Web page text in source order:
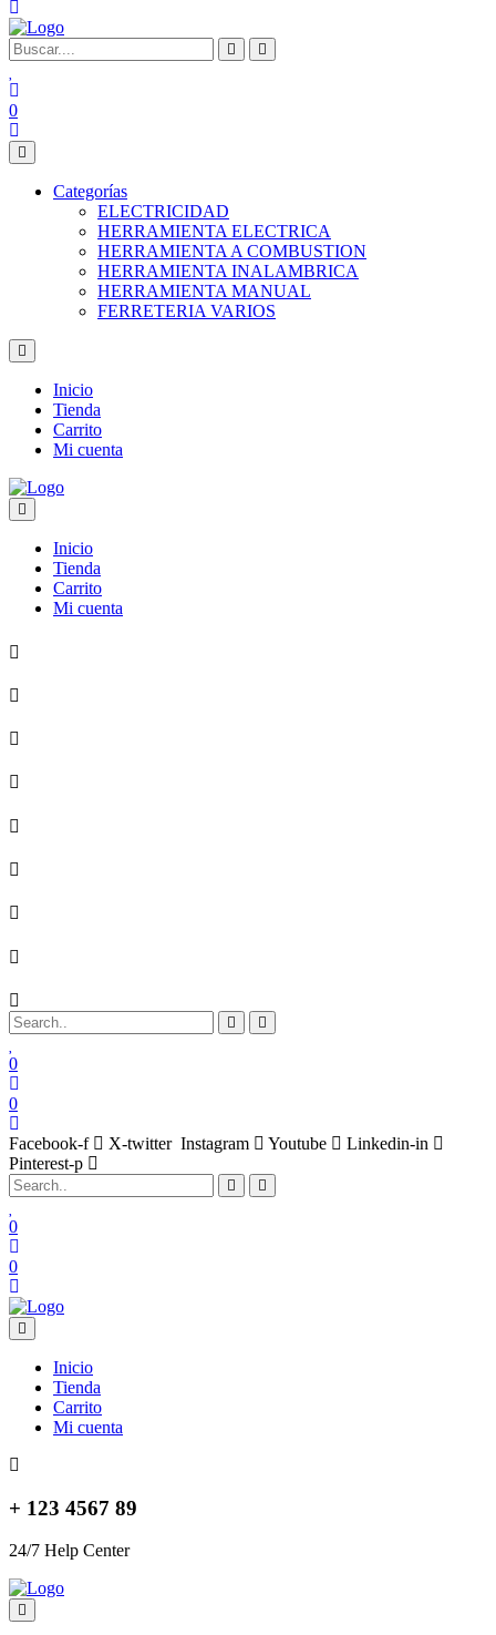
0
Categorías
ELECTRICIDAD
HERRAMIENTA ELECTRICA
HERRAMIENTA A COMBUSTION
HERRAMIENTA INALAMBRICA
HERRAMIENTA MANUAL
FERRETERIA VARIOS
Inicio
Tienda
Carrito
Mi cuenta
Inicio
Tienda
Carrito
Mi cuenta
0
0
Facebook-f X-twitter Instagram Youtube
Linkedin-in
Pinterest-p
0
0
Inicio
Tienda
Carrito
Mi cuenta
+ 123 4567 89
24/7 Help Center